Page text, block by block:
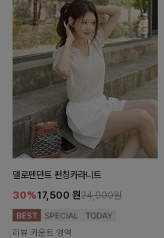
델로펜던트 펀칭카라니트
30%17,500 원24,900원
리뷰 카운트 영역